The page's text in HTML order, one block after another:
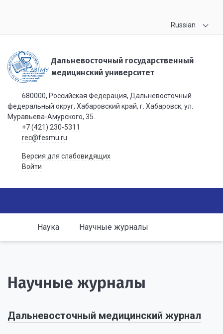
Russian
Дальневосточный государственный
медицинский университет
680000, Российская Федерация, Дальневосточный
федеральный округ, Хабаровский край, г. Хабаровск, ул.
Муравьева-Амурского, 35.
+7 (421) 230-5311
rec@fesmu.ru
Версия для слабовидящих
Войти
Наука Научные журналы
Научные журналы
Дальневосточный медицинский журнал